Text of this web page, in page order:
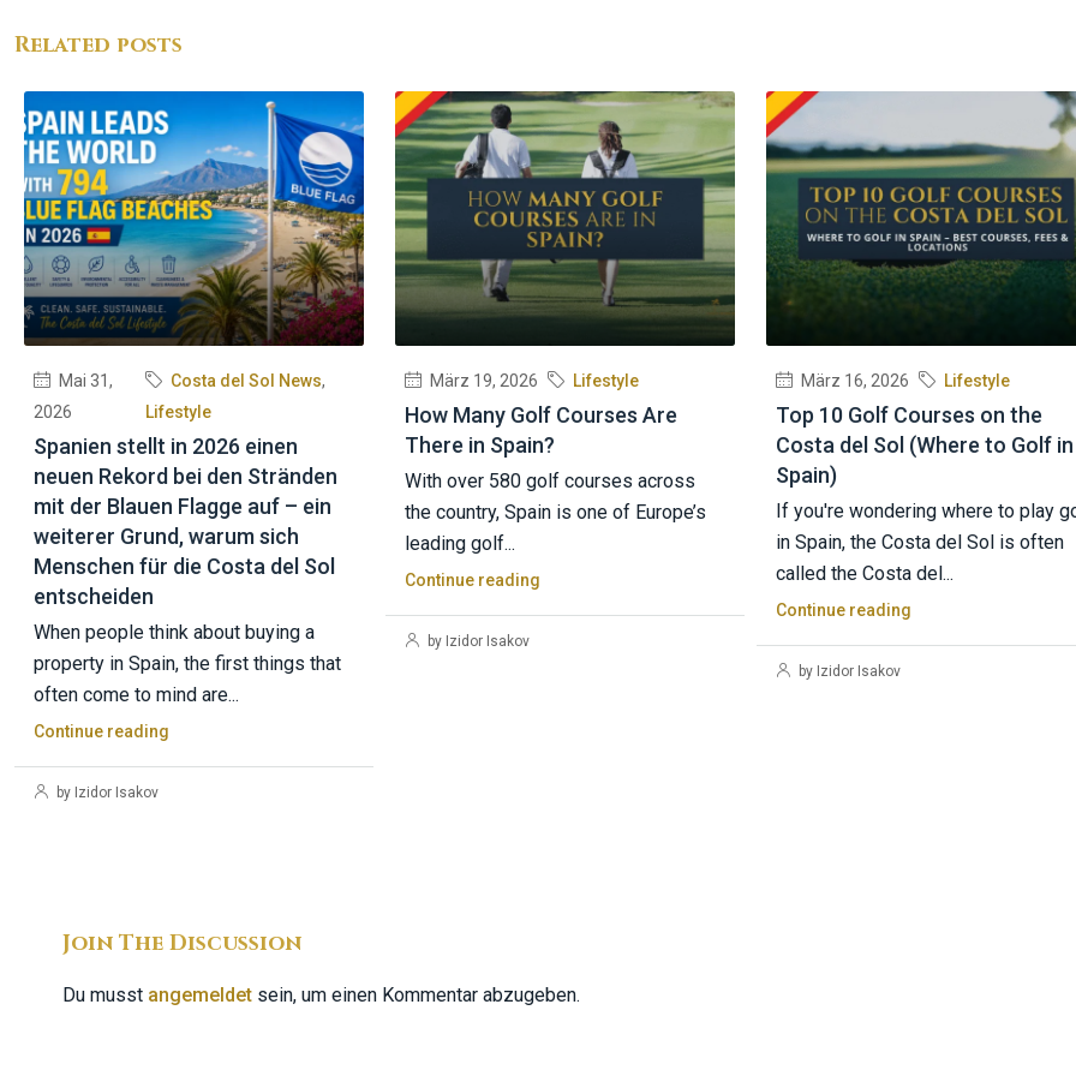
Related posts
Mai 31,
2026
Costa del Sol News,
Lifestyle
Spanien stellt in 2026 einen
neuen Rekord bei den Stränden
mit der Blauen Flagge auf – ein
weiterer Grund, warum sich
Menschen für die Costa del Sol
entscheiden
When people think about buying a
property in Spain, the first things that
often come to mind are...
Continue reading
by Izidor Isakov
März 19, 2026 Lifestyle
How Many Golf Courses Are
There in Spain?
With over 580 golf courses across
the country, Spain is one of Europe’s
leading golf...
Continue reading
by Izidor Isakov
März 16, 2026 Lifestyle
Top 10 Golf Courses on the
Costa del Sol (Where to Golf in
Spain)
If you're wondering where to play
in Spain, the Costa del Sol is often
called the Costa del...
Continue reading
by Izidor Isakov
Join The Discussion
Du musst angemeldet sein, um einen Kommentar abzugeben.